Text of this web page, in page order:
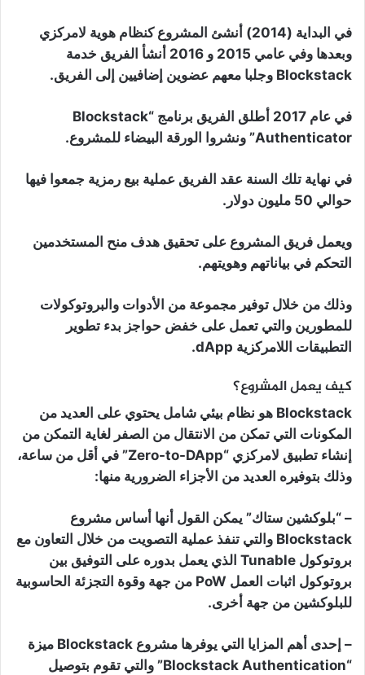
في البداية (2014) أنشئ المشروع كنظام هوية لامركزي
وبعدها وفي عامي 2015 و 2016 أنشأ الفريق خدمة
Blockstack وجلبا معهم عضوين إضافيين إلى الفريق.
في عام 2017 أطلق الفريق برنامج “Blockstack
Authenticator” ونشروا الورقة البيضاء للمشروع.
في نهاية تلك السنة عقد الفريق عملية بيع رمزية جمعوا فيها
حوالي 50 مليون دولار.
ويعمل فريق المشروع على تحقيق هدف منح المستخدمين
التحكم في بياناتهم وهويتهم.
وذلك من خلال توفير مجموعة من الأدوات والبروتوكولات
للمطورين والتي تعمل على خفض حواجز بدء تطوير
التطبيقات اللامركزية dApp.
كيف يعمل المشروع؟
Blockstack هو نظام بيئي شامل يحتوي على العديد من
المكونات التي تمكن من الانتقال من الصفر لغاية التمكن من
إنشاء تطبيق لامركزي “Zero-to-DApp” في أقل من ساعة،
وذلك بتوفيره العديد من الأجزاء الضرورية منها:
– “بلوكشين ستاك” يمكن القول أنها أساس مشروع
Blockstack والتي تنفذ عملية التصويت من خلال التعاون مع
بروتوكول Tunable الذي يعمل بدوره على التوفيق بين
بروتوكول اثبات العمل PoW من جهة وقوة التجزئة الحاسوبية
للبلوكشين من جهة أخرى.
– إحدى أهم المزايا التي يوفرها مشروع Blockstack ميزة
“Blockstack Authentication” والتي تقوم بتوصيل